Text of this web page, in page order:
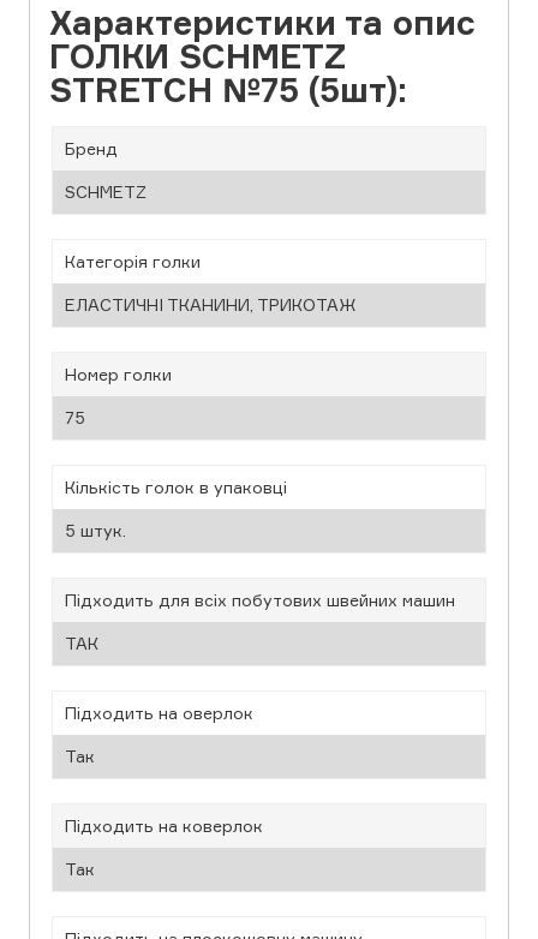
Характеристики та опис
ГОЛКИ SCHMETZ
STRETCH №75 (5шт):
Бренд
SCHMETZ
Категорія голки
ЕЛАСТИЧНІ ТКАНИНИ, ТРИКОТАЖ
Номер голки
75
Кількість голок в упаковці
5 штук.
Підходить для всіх побутових швейних машин
ТАК
Підходить на оверлок
Так
Підходить на коверлок
Так